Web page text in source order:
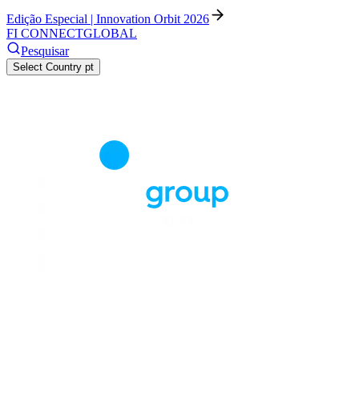
Edição Especial | Innovation Orbit 2026
FI CONNECTGLOBAL
Pesquisar
Select Country pt